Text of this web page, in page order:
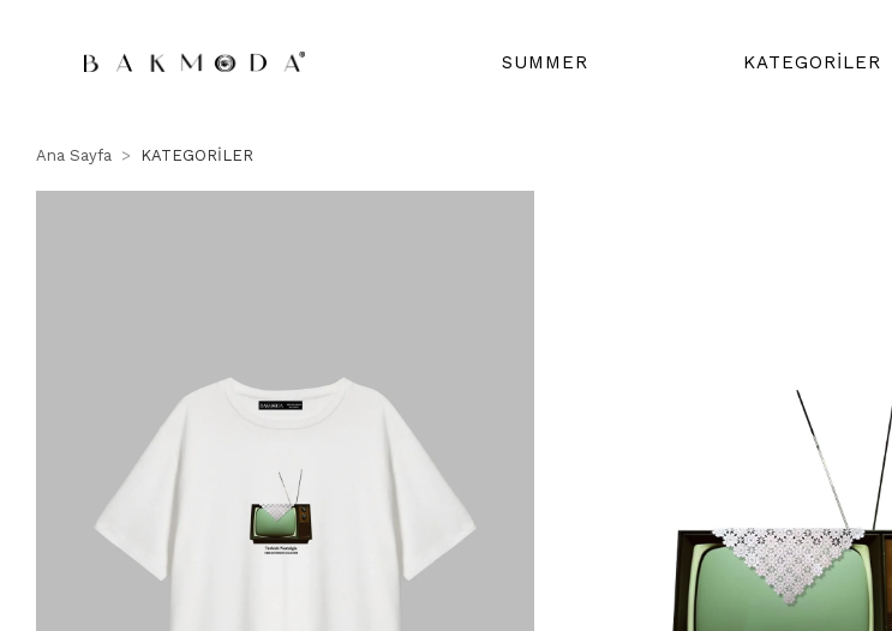
SUMMER KATEGORİLER
Ana Sayfa KATEGORİLER